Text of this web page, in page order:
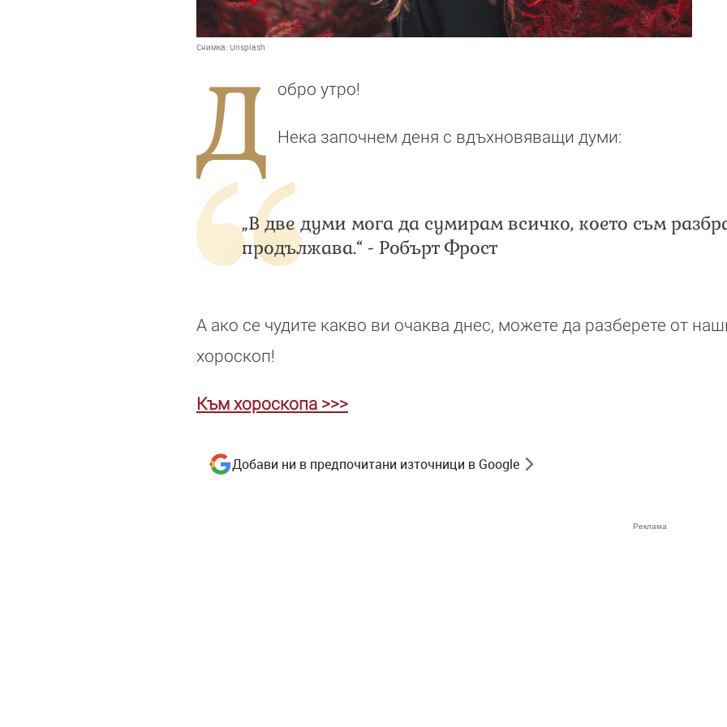
Снимка: Unsplash
Д обро утро!
Нека започнем деня с вдъхновяващи думи:
„В две думи мога да сумирам всичко, което съм
продължава.“ - Робърт Фрост
А ако се чудите какво ви очаква днес, можете да разберете от
хороскоп!
Към хороскопа >>>
Добави ни в предпочитани източници в Google